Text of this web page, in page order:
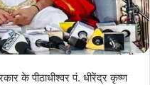
के पीठाधीश्वर पं. धीरेंद्र कृष्ण